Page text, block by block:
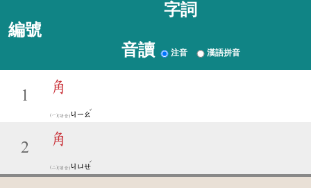
編號
字詞
音讀 注音 漢語拼音
1
角
(語音) ㄐㄧㄠ
ˇ
2
角
(讀音) ㄐㄩㄝ
ˊ